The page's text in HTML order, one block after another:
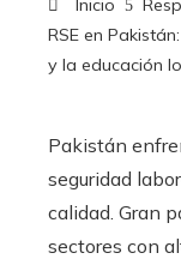
Inicio
RSE en
y la educación
Pakistán
seguridad
calidad. Gran
sectores con